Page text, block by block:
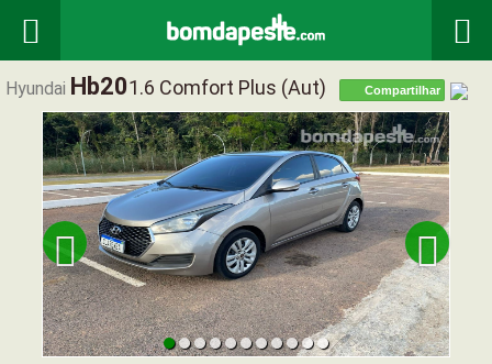
 
Hyundai Hb201.6 Comfort Plus (aut) Compartilhar
 